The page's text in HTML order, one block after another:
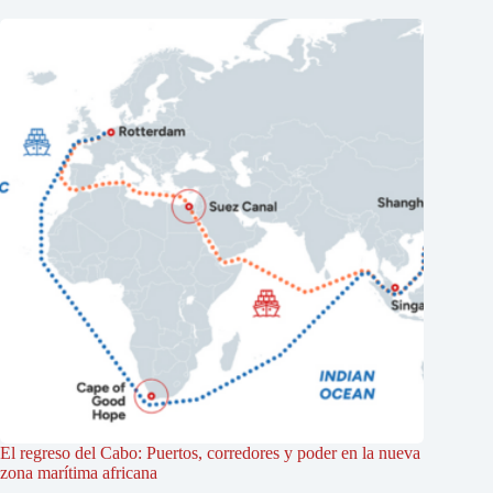
El regreso del Cabo: Puertos, corredores y poder en la nueva
zona marítima africana